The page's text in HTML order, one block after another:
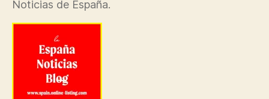
Noticias de España.